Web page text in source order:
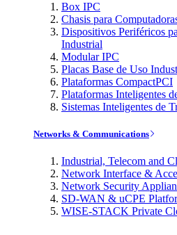
Box IPC
Chasis para
Dispositivos Periféricos
Industrial
Modular IPC
Placas Base de Uso
Plataformas CompactPCI
Plataformas Inteligentes
Sistemas Inteligentes de
Networks & Communications
Industrial, Telecom and
Network Interface &
Network Security
SD-WAN & uCPE
WISE-STACK Private